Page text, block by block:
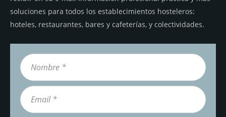
soluciones para todos los establecimientos hosteleros:
hoteles, restaurantes, bares y cafeterías, y colectividades.